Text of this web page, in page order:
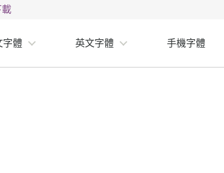
載
字體 英文字體 手機字體